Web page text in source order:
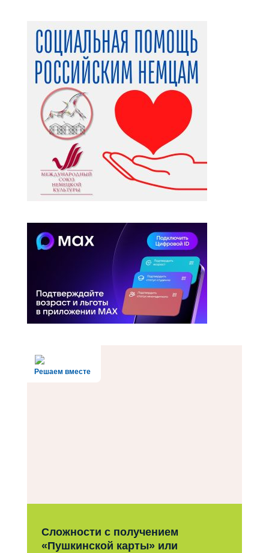
Решаем вместе
Сложности с получением
«Пушкинской карты» или